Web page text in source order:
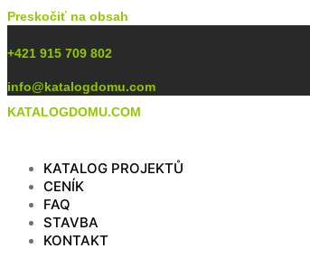
Preskočiť na obsah
+421 915 709 802
info@katalogdomu.com
KATALOGDOMU.COM
KATALOG PROJEKTŮ
CENÍK
FAQ
STAVBA
KONTAKT